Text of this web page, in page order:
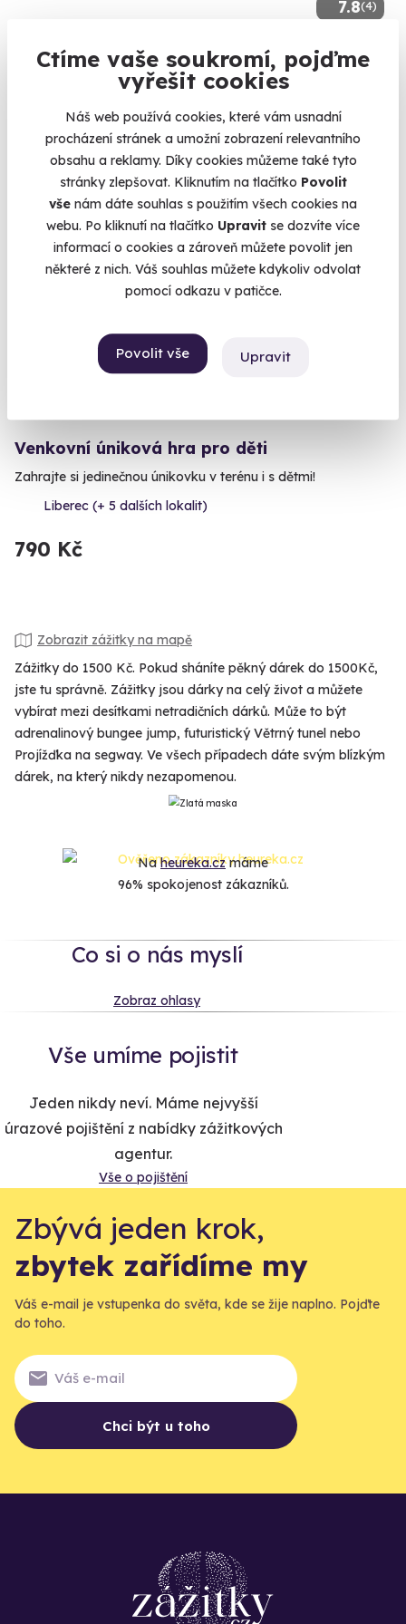
Ctíme vaše soukromí, pojďme
vyřešit cookies
Náš web používá cookies, které vám usnadní
procházení stránek a umožní zobrazení relevantního
obsahu a reklamy. Díky cookies můžeme také tyto
stránky zlepšovat. Kliknutím na tlačítko Povolit
vše nám dáte souhlas s použitím všech cookies na
webu. Po kliknutí na tlačítko Upravit se dozvíte více
informací o cookies a zároveň můžete povolit jen
některé z nich. Váš souhlas můžete kdykoliv odvolat
pomocí odkazu v patičce.
Povolit vše Upravit
7.8(4)
Venkovní úniková hra: Skandinávská
kriminálka
Liberec (+ 13 dalších lokalit)
990 Kč
Volný termín už 06. 08. 2026
Venkovní úniková hra pro děti
Zahrajte si jedinečnou únikovku v terénu i s dětmi!
Liberec (+ 5 dalších lokalit)
790 Kč
Zobrazit zážitky na mapě
Zážitky do 1500 Kč. Pokud sháníte pěkný dárek do 1500Kč,
jste tu správně. Zážitky jsou dárky na celý život a můžete
vybírat mezi desítkami netradičních dárků. Může to být
adrenalinový bungee jump, futuristický Větrný tunel nebo
Projížďka na segway. Ve všech případech dáte svým blízkým
dárek, na který nikdy nezapomenou.
Naheureka.czmáme
96% spokojenost zákazníků.
Co si o nás myslí
Zobraz ohlasy
Vše umíme pojistit
Jeden nikdy neví. Máme nejvyšší
úrazové pojištění z nabídky zážitkových
agentur.
Vše o pojištění
Zbývá jeden krok,
zbytek zařídíme my
Váš e-mail je vstupenka do světa, kde se žije naplno. Pojďte
do toho.
Chci být u toho